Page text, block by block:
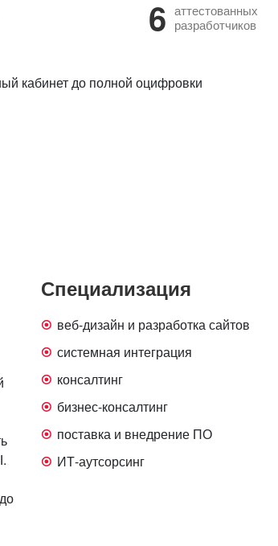
6 аттестованных
разработчиков
кабинет до полной оцифровки
Специализация
веб-дизайн и разработка сайтов
системная интеграция
консалтинг
бизнес-консалтинг
поставка и внедрение ПО
ИТ-аутсорсинг